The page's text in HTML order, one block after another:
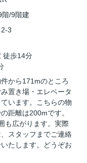
階/9階建
2-3
徒歩14分
から171mのところ
置き場・エレベータ
います。こちらの物
距離は200mです。
も広がります。実際
スタッフまでご連絡
たします。どうぞお